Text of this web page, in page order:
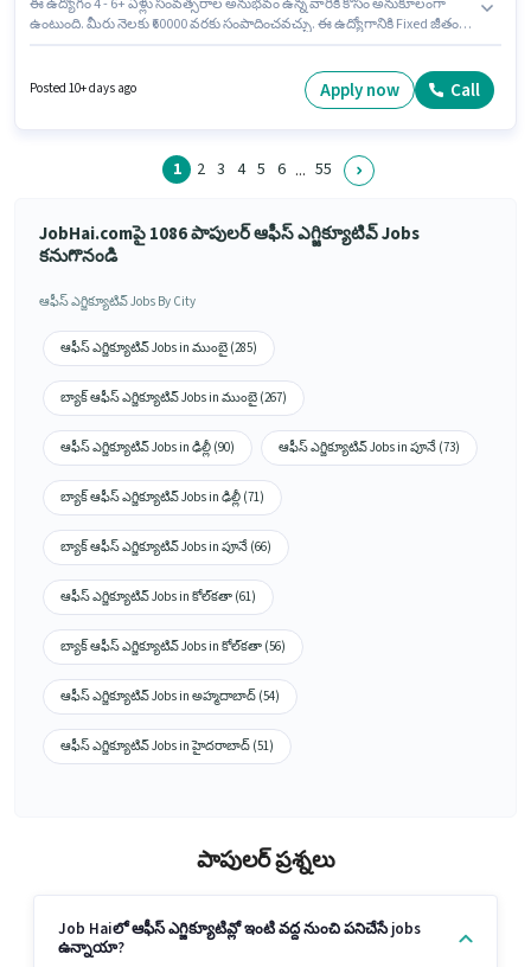
ఈ ఉద్యోగం 4 - 6+ ఏళ్లు సంవత్సరాల అనుభవం ఉన్న వారికి కోసం అనుకూలంగా
ఉంటుంది. మీరు నెలకు ₹60000 వరకు సంపాదించవచ్చు. ఈ ఉద్యోగానికి Fixed జీతం
ఆఫీస్ / డేటా ఎంట్రీ విభాగంలో బ్యాక్ ఆఫీస్ ఎగ్జిక్యూటివ్ గా చేరండి.
Posted 10+ days ago Apply now Call
1 2 3 4 5 6 ... 55
JobHai.comపై 1086 పాపులర్ ఆఫీస్ ఎగ్జిక్యూటివ్ Jobs
కనుగొనండి
ఆఫీస్ ఎగ్జిక్యూటివ్ Jobs By City
ఆఫీస్ ఎగ్జిక్యూటివ్ Jobs in ముంబై (285)
బ్యాక్ ఆఫీస్ ఎగ్జిక్యూటివ్ Jobs in ముంబై (267)
ఆఫీస్ ఎగ్జిక్యూటివ్ Jobs in ఢిల్లీ (90) ఆఫీస్ ఎగ్జిక్యూటివ్ Jobs in పూనే (73)
బ్యాక్ ఆఫీస్ ఎగ్జిక్యూటివ్ Jobs in ఢిల్లీ (71)
బ్యాక్ ఆఫీస్ ఎగ్జిక్యూటివ్ Jobs in పూనే (66)
ఆఫీస్ ఎగ్జిక్యూటివ్ Jobs in కోల్‌కతా (61)
బ్యాక్ ఆఫీస్ ఎగ్జిక్యూటివ్ Jobs in కోల్‌కతా (56)
ఆఫీస్ ఎగ్జిక్యూటివ్ Jobs in అహ్మదాబాద్ (54)
ఆఫీస్ ఎగ్జిక్యూటివ్ Jobs in హైదరాబాద్ (51)
పాపులర్ ప్రశ్నలు
Job Haiలో ఆఫీస్ ఎగ్జిక్యూటివ్లో ఇంటి వద్ద నుంచి పనిచేసే jobs
ఉన్నాయా?